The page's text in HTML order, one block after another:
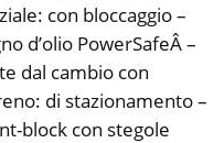
con bloccaggio –
d’olio PowerSafeÂ –
dal cambio con
di stazionamento –
block con stegole